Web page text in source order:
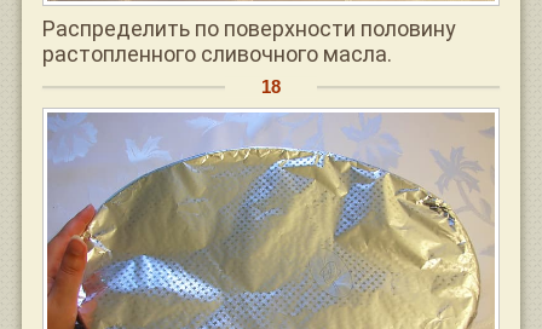
Распределить по поверхности половину
растопленного сливочного масла.